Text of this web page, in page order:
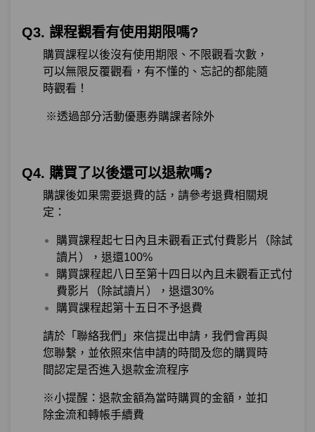
Q3. 課程觀看有使用期限嗎?
購買課程以後沒有使用期限、不限觀看次數，
可以無限反覆觀看，有不懂的、忘記的都能隨
時觀看！
※透過部分活動優惠券購課者除外
Q4. 購買了以後還可以退款嗎?
購課後如果需要退費的話，請參考退費相關規
定：
購買課程起七日內且未觀看正式付費影片（除試
讀片），退還100%
購買課程起八日至第十四日以內且未觀看正式付
費影片（除試讀片），退還30%
購買課程起第十五日不予退費
請於「聯絡我們」來信提出申請，我們會再與
您聯繫，並依照來信申請的時間及您的購買時
間認定是否進入退款金流程序
※小提醒：退款金額為當時購買的金額，並扣
除金流和轉帳手續費